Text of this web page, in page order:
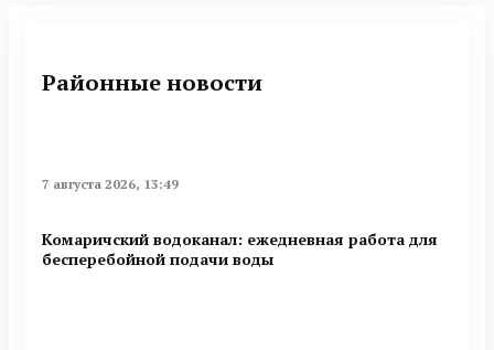
Районные новости
7 августа 2026, 13:49
Комаричский водоканал: ежедневная работа для
бесперебойной подачи воды